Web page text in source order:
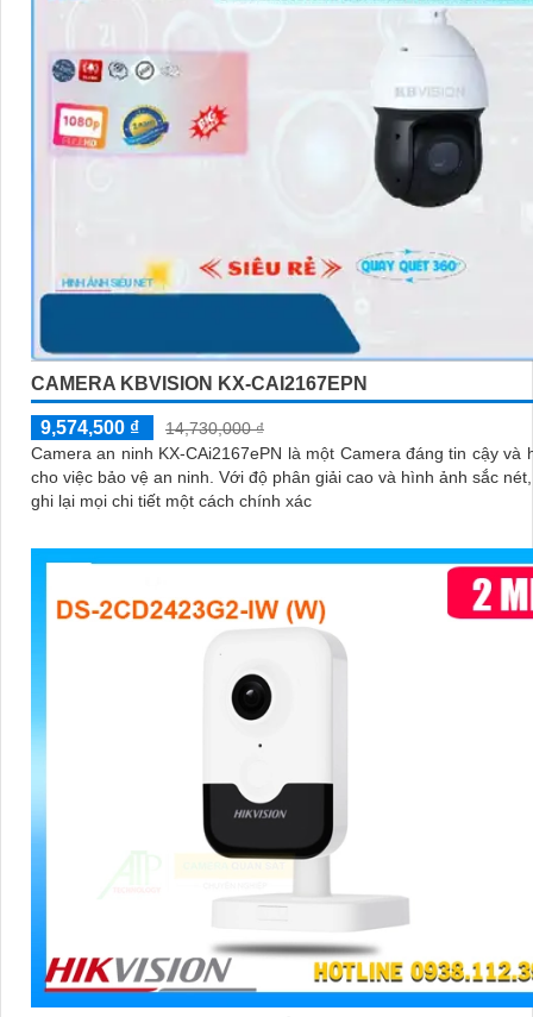
CAMERA KBVISION KX-CAI2167EPN
9,574,500 ₫
14,730,000 ₫
Camera an ninh KX-CAi2167ePN là một Camera đáng tin cậy và
cho việc bảo vệ an ninh. Với độ phân giải cao và hình ảnh sắc nét, nó giúp
ghi lại mọi chi tiết một cách chính xác